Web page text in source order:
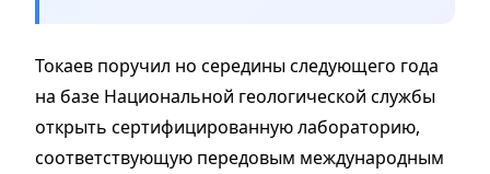
Токаев поручил но середины следующего года
на базе Национальной геологической службы
открыть сертифицированную лабораторию,
соответствующую передовым международным